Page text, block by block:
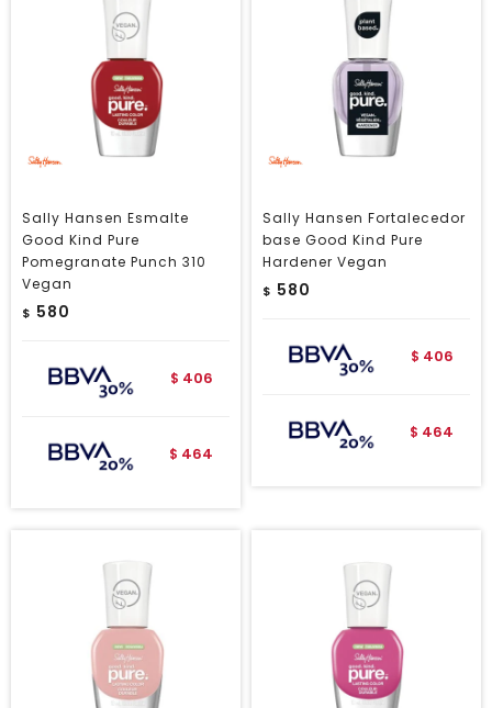
Sally Hansen Esmalte
Good Kind Pure
Pomegranate Punch 310
Vegan
$ 580
$ 406
$ 464
Sally Hansen Fortalecedor
base Good Kind Pure
Hardener Vegan
$ 580
$ 406
$ 464